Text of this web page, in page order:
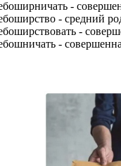
-
- средний
-
-